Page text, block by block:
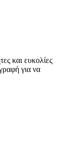
και ευκολίες
για να